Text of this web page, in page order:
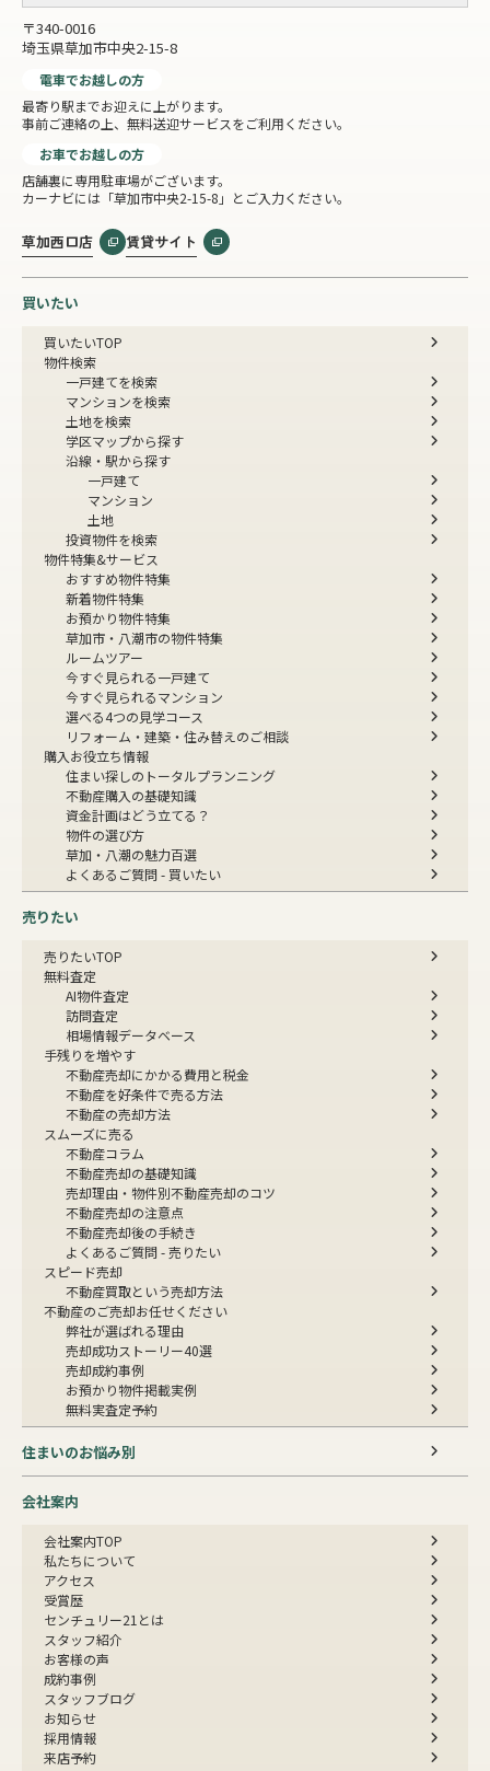
〒340-0016
埼玉県草加市中央2-15-8
電車でお越しの方
最寄り駅までお迎えに上がります。
事前ご連絡の上、無料送迎サービスをご利用ください。
お車でお越しの方
店舗裏に専用駐車場がございます。
カーナビには「草加市中央2-15-8」とご入力ください。
草加西口店 賃貸サイト
買いたい
買いたいTOP
物件検索
一戸建てを検索
マンションを検索
土地を検索
学区マップから探す
沿線・駅から探す
一戸建て
マンション
土地
投資物件を検索
物件特集&サービス
おすすめ物件特集
新着物件特集
お預かり物件特集
草加市・八潮市の物件特集
ルームツアー
今すぐ見られる一戸建て
今すぐ見られるマンション
選べる4つの見学コース
リフォーム・建築・住み替えのご相談
購入お役立ち情報
住まい探しのトータルプランニング
不動産購入の基礎知識
資金計画はどう立てる？
物件の選び方
草加・八潮の魅力百選
よくあるご質問 - 買いたい
売りたい
売りたいTOP
無料査定
AI物件査定
訪問査定
相場情報データベース
手残りを増やす
不動産売却にかかる費用と税金
不動産を好条件で売る方法
不動産の売却方法
スムーズに売る
不動産コラム
不動産売却の基礎知識
売却理由・物件別不動産売却のコツ
不動産売却の注意点
不動産売却後の手続き
よくあるご質問 - 売りたい
スピード売却
不動産買取という売却方法
不動産のご売却お任せください
弊社が選ばれる理由
売却成功ストーリー40選
売却成約事例
お預かり物件掲載実例
無料実査定予約
住まいのお悩み別
会社案内
会社案内TOP
私たちについて
アクセス
受賞歴
センチュリー21とは
スタッフ紹介
お客様の声
成約事例
スタッフブログ
お知らせ
採用情報
来店予約